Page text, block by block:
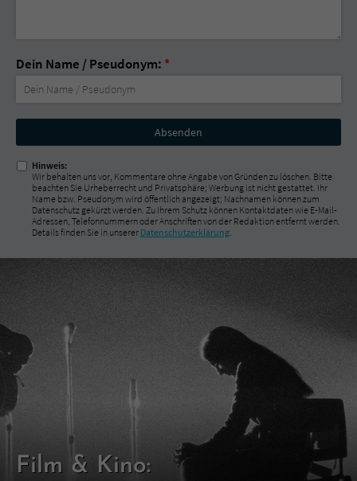
Dein Name / Pseudonym: *
Nicht
ausfüllen!
Hinweis:
Wir behalten uns vor, Kommentare ohne Angabe von Gründen zu löschen. Bitte
beachten Sie Urheberrecht und Privatsphäre; Werbung ist nicht gestattet. Ihr
Name bzw. Pseudonym wird öffentlich angezeigt; Nachnamen können zum
Datenschutz gekürzt werden. Zu Ihrem Schutz können Kontaktdaten wie E-Mail-
Adressen, Telefonnummern oder Anschriften von der Redaktion entfernt werden.
Details finden Sie in unserer Datenschutzerklärung.
Film & Kino: